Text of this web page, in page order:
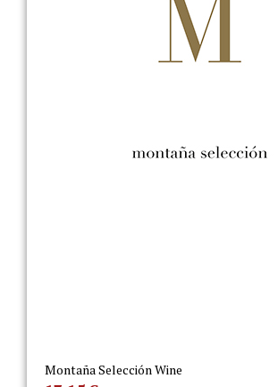
Montaña Selección Wine